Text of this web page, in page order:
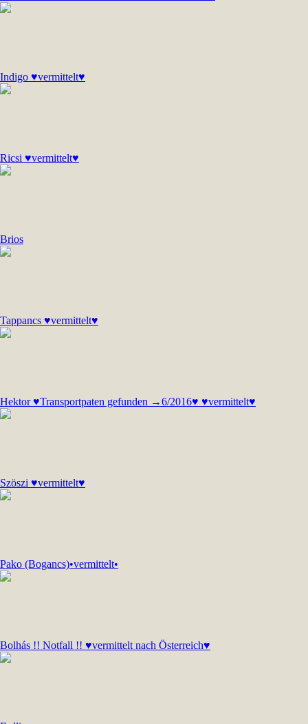
Indigo ♥vermittelt♥
Ricsi ♥vermittelt♥
Brios
Tappancs ♥vermittelt♥
Hektor ♥Transportpaten gefunden →6/2016♥ ♥vermittelt♥
Szöszi ♥vermittelt♥
Pako (Bogancs)•vermittelt•
Bolhás !! Notfall !! ♥vermittelt nach Österreich♥